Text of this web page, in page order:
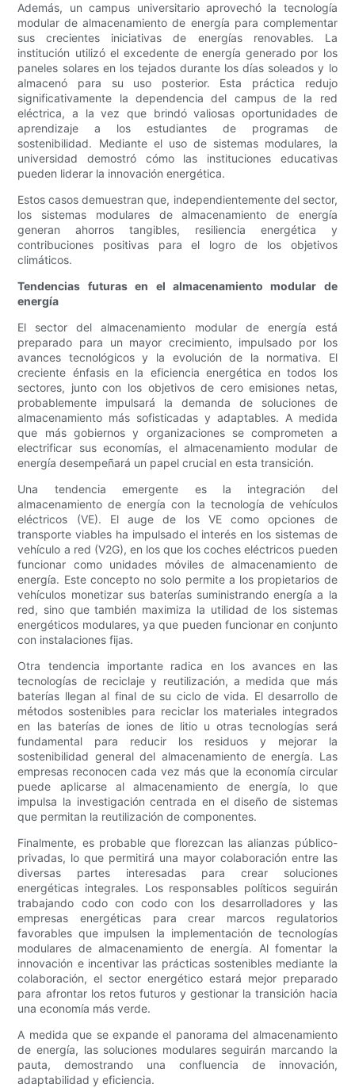
Además, un campus universitario aprovechó la tecnología
modular de almacenamiento de energía para complementar
sus crecientes iniciativas de energías renovables. La
institución utilizó el excedente de energía generado por los
paneles solares en los tejados durante los días soleados y lo
almacenó para su uso posterior. Esta práctica redujo
significativamente la dependencia del campus de la red
eléctrica, a la vez que brindó valiosas oportunidades de
aprendizaje a los estudiantes de programas de
sostenibilidad. Mediante el uso de sistemas modulares, la
universidad demostró cómo las instituciones educativas
pueden liderar la innovación energética.
Estos casos demuestran que, independientemente del sector,
los sistemas modulares de almacenamiento de energía
generan ahorros tangibles, resiliencia energética y
contribuciones positivas para el logro de los objetivos
climáticos.
Tendencias futuras en el almacenamiento modular de
energía
El sector del almacenamiento modular de energía está
preparado para un mayor crecimiento, impulsado por los
avances tecnológicos y la evolución de la normativa. El
creciente énfasis en la eficiencia energética en todos los
sectores, junto con los objetivos de cero emisiones netas,
probablemente impulsará la demanda de soluciones de
almacenamiento más sofisticadas y adaptables. A medida
que más gobiernos y organizaciones se comprometen a
electrificar sus economías, el almacenamiento modular de
energía desempeñará un papel crucial en esta transición.
Una tendencia emergente es la integración del
almacenamiento de energía con la tecnología de vehículos
eléctricos (VE). El auge de los VE como opciones de
transporte viables ha impulsado el interés en los sistemas de
vehículo a red (V2G), en los que los coches eléctricos pueden
funcionar como unidades móviles de almacenamiento de
energía. Este concepto no solo permite a los propietarios de
vehículos monetizar sus baterías suministrando energía a la
red, sino que también maximiza la utilidad de los sistemas
energéticos modulares, ya que pueden funcionar en conjunto
con instalaciones fijas.
Otra tendencia importante radica en los avances en las
tecnologías de reciclaje y reutilización, a medida que más
baterías llegan al final de su ciclo de vida. El desarrollo de
métodos sostenibles para reciclar los materiales integrados
en las baterías de iones de litio u otras tecnologías será
fundamental para reducir los residuos y mejorar la
sostenibilidad general del almacenamiento de energía. Las
empresas reconocen cada vez más que la economía circular
puede aplicarse al almacenamiento de energía, lo que
impulsa la investigación centrada en el diseño de sistemas
que permitan la reutilización de componentes.
Finalmente, es probable que florezcan las alianzas público-
privadas, lo que permitirá una mayor colaboración entre las
diversas partes interesadas para crear soluciones
energéticas integrales. Los responsables políticos seguirán
trabajando codo con codo con los desarrolladores y las
empresas energéticas para crear marcos regulatorios
favorables que impulsen la implementación de tecnologías
modulares de almacenamiento de energía. Al fomentar la
innovación e incentivar las prácticas sostenibles mediante la
colaboración, el sector energético estará mejor preparado
para afrontar los retos futuros y gestionar la transición hacia
una economía más verde.
A medida que se expande el panorama del almacenamiento
de energía, las soluciones modulares seguirán marcando la
pauta, demostrando una confluencia de innovación,
adaptabilidad y eficiencia.